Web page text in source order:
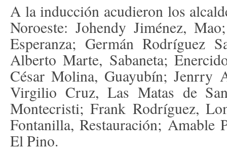
A la inducción acudieron los
Noroeste: Johendy Jiménez,
Esperanza; Germán Rodríguez
Alberto Marte, Sabaneta;
César Molina, Guayubín; Jenrry
Virgilio Cruz, Las Matas de
Montecristi; Frank Rodríguez,
Fontanilla, Restauración; Amable
El Pino.